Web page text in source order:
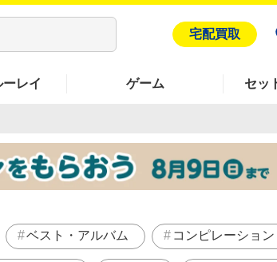
宅配買取
レイ ゲーム セッ
ベスト・アルバム コンピレーション